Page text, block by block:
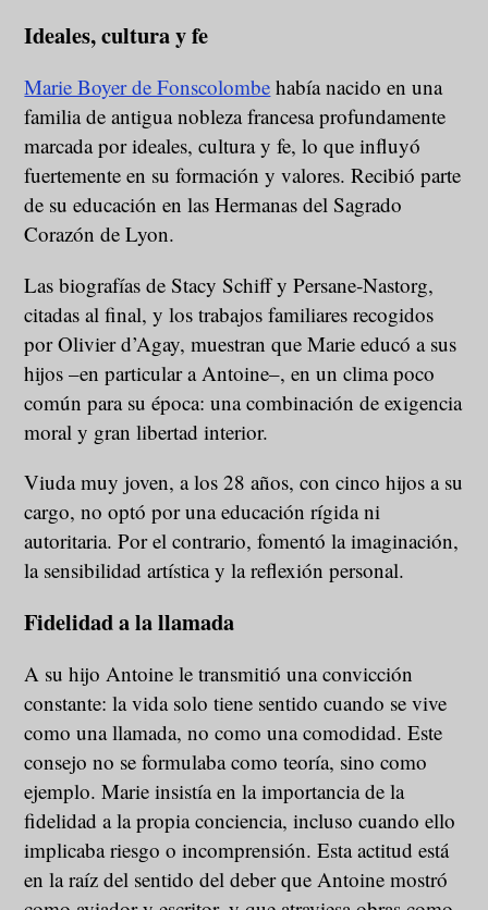
Ideales, cultura y fe
Marie Boyer de Fonscolombe había nacido en una
familia de antigua nobleza francesa profundamente
marcada por ideales, cultura y fe, lo que influyó
fuertemente en su formación y valores. Recibió parte
de su educación en las Hermanas del Sagrado
Corazón de Lyon.
Las biografías de Stacy Schiff y Persane‑Nastorg,
citadas al final, y los trabajos familiares recogidos
por Olivier d’Agay, muestran que Marie educó a sus
hijos –en particular a Antoine–, en un clima poco
común para su época: una combinación de exigencia
moral y gran libertad interior.
Viuda muy joven, a los 28 años, con cinco hijos a su
cargo, no optó por una educación rígida ni
autoritaria. Por el contrario, fomentó la imaginación,
la sensibilidad artística y la reflexión personal.
Fidelidad a la llamada
A su hijo Antoine le transmitió una convicción
constante: la vida solo tiene sentido cuando se vive
como una llamada, no como una comodidad. Este
consejo no se formulaba como teoría, sino como
ejemplo. Marie insistía en la importancia de la
fidelidad a la propia conciencia, incluso cuando ello
implicaba riesgo o incomprensión. Esta actitud está
en la raíz del sentido del deber que Antoine mostró